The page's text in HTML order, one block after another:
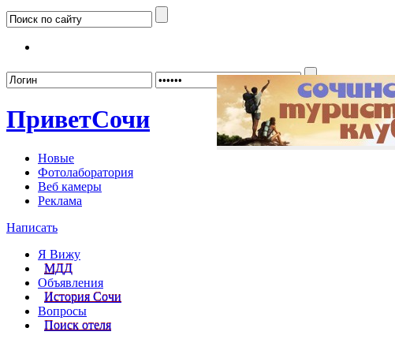
Забыли
ПриветСочи
Новые
Фотолаборатория
Веб камеры
Реклама
Написать
Я Вижу
МДД
Объявления
История Сочи
Вопросы
Поиск отеля